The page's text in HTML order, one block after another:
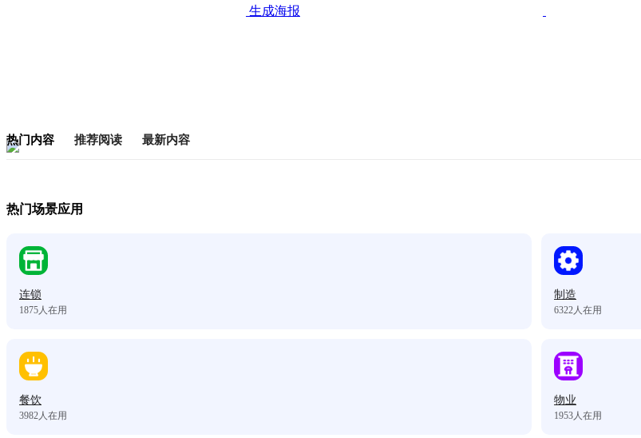
生成海报
热门内容 推荐阅读 最新内容
热门场景应用
连锁
1875人在用
制造
6322人在用
餐饮
3982人在用
物业
1953人在用